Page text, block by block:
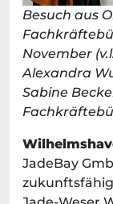
Besuch aus
November
Alexandra
Sabine
JadeBay